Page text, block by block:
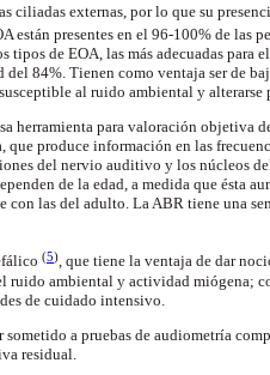
externas, por lo que su
están presentes en el 96-100% de las
de EOA, las más adecuadas para
84%. Tienen como ventaja ser de
al ruido ambiental y alterarse
herramienta para valoración objetiva
produce información en las
del nervio auditivo y los núcleos
de la edad, a medida que ésta
con las del adulto. La ABR tiene una
(5), que tiene la ventaja de dar
ruido ambiental y actividad miógena;
de cuidado intensivo.
a pruebas de audiometría
residual.